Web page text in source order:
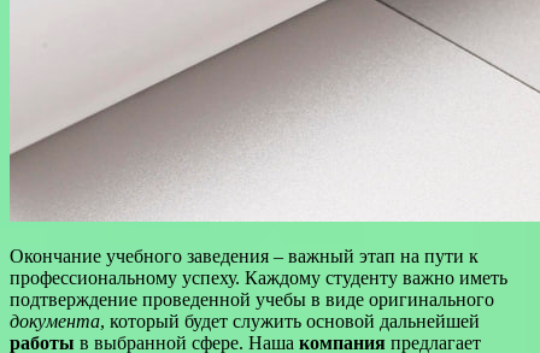
Окончание учебного заведения – важный этап на пути к
профессиональному успеху. Каждому студенту важно иметь
подтверждение проведенной учебы в виде оригинального
документа, который будет служить основой дальнейшей
работы в выбранной сфере. Наша компания предлагает